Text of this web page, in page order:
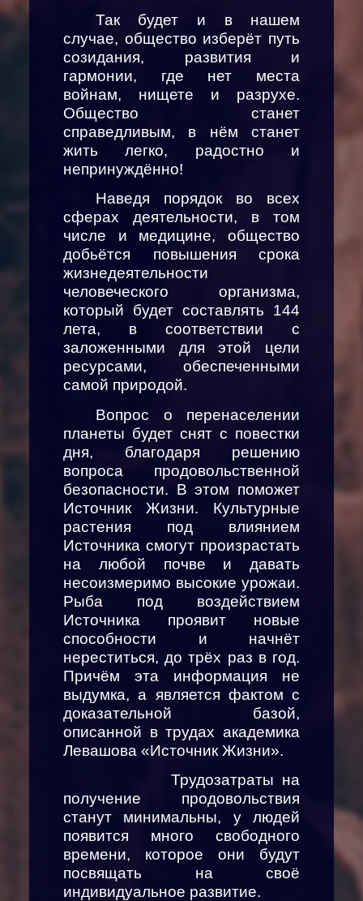
Так будет и в нашем
случае, общество изберёт путь
созидания, развития и
гармонии, где нет места
войнам, нищете и разрухе.
Общество станет
справедливым, в нём станет
жить легко, радостно и
непринуждённо!
Наведя порядок во всех
сферах деятельности, в том
числе и медицине, общество
добьётся повышения срока
жизнедеятельности
человеческого организма,
который будет составлять 144
лета, в соответствии с
заложенными для этой цели
ресурсами, обеспеченными
самой природой.
Вопрос о перенаселении
планеты будет снят с повестки
дня, благодаря решению
вопроса продовольственной
безопасности. В этом поможет
Источник Жизни. Культурные
растения под влиянием
Источника смогут произрастать
на любой почве и давать
несоизмеримо высокие урожаи.
Рыба под воздействием
Источника проявит новые
способности и начнёт
нереститься, до трёх раз в год.
Причём эта информация не
выдумка, а является фактом с
доказательной базой,
описанной в трудах академика
Левашова «Источник Жизни».
Трудозатраты на
получение продовольствия
станут минимальны, у людей
появится много свободного
времени, которое они будут
посвящать на своё
индивидуальное развитие.